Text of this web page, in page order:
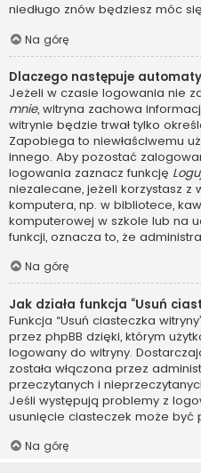
niedługo znów będziesz móc
Na górę
Dlaczego następuje
Jeżeli w czasie logowania nie
mnie, witryna zachowa
witrynie będzie trwał tylko
Zapobiega to niewłaściwemu
innego. Aby pozostać
logowania zaznacz funkcję
niezalecane, jeżeli korzystasz
komputera, np. w bibliotece,
komputerowej w szkole lub na
funkcji, oznacza to, że
Na górę
Jak działa funkcja “Usuń
Funkcja “Usuń ciasteczka
przez phpBB dzięki, którym
logowany do witryny.
została włączona przez
przeczytanych i
Jeśli występują problemy z
usunięcie ciasteczek może być
Na górę